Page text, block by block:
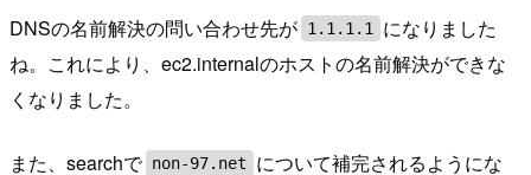
DNSの名前解決の問い合わせ先が 1.1.1.1
になりました
ね。これにより、ec2.internalのホストの名前解決ができな
くなりました。
また、searchで non-97.net について補完されるようにな